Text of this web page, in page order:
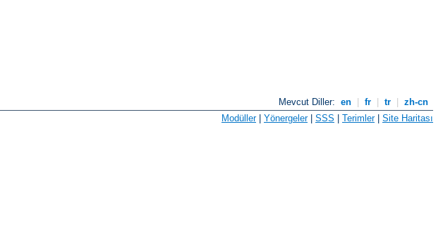
Mevcut Diller: en fr tr
zh-cn
Modüller| Yönergeler| SSS | Terimler| Site Haritası